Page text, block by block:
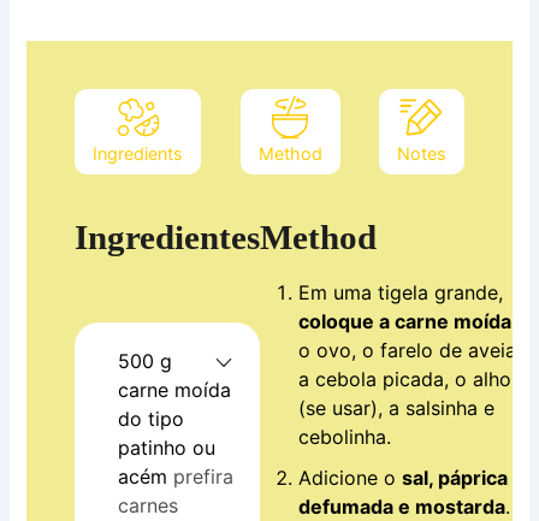
Ingredients Method Notes
Ingredientes
500 g
carne moída
do tipo
patinho ou
acém prefira
carnes
Method
Em uma tigela grande,
coloque a carne moída
o ovo, o farelo de aveia,
a cebola picada, o alho
(se usar), a salsinha e
cebolinha.
Adicione osal, páprica
defumada e mostarda.